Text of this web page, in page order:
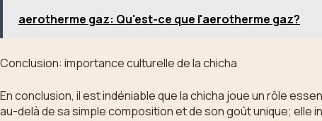
aerotherme gaz: Qu'est-ce que l'aerotherme gaz?
Conclusion: importance culturelle de la chicha
En conclusion, il est indéniable que la chicha joue un rôle
au-delà de sa simple composition et de son goût unique; elle